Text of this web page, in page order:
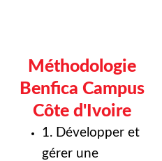
Méthodologie
Benfica Campus
Côte d'Ivoire
1. Développer et
gérer une